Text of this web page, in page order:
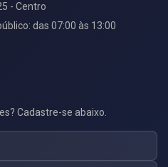
- Centro
das 07:00 às 13:00
Cadastre-se abaixo.